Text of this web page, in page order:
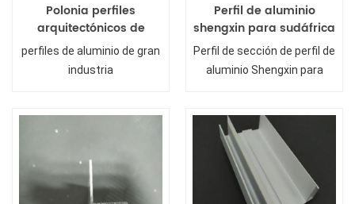
Polonia perfiles
arquitectónicos de
aluminio
perfiles de aluminio de gran
industria
Perfil de aluminio
shengxin para sudáfrica
Perfil de sección de perfil de
aluminio Shengxin para